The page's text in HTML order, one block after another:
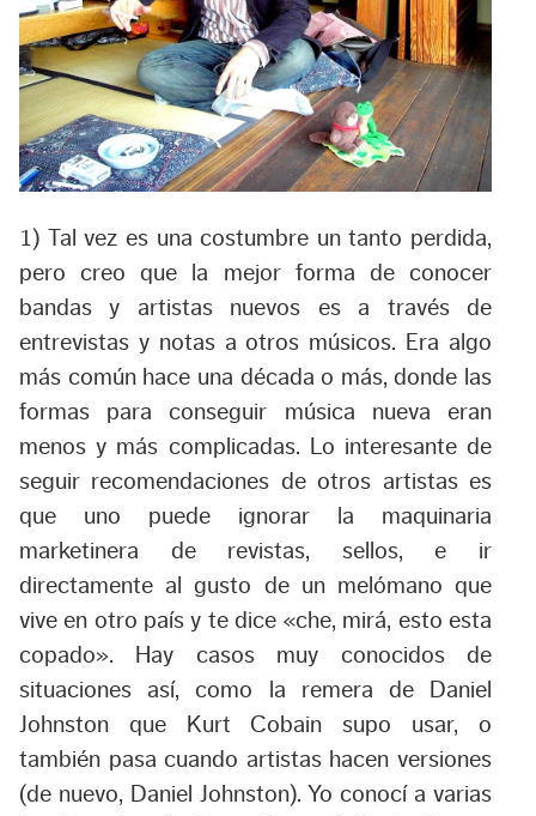
1) Tal vez es una costumbre un tanto perdida,
pero creo que la mejor forma de conocer
bandas y artistas nuevos es a través de
entrevistas y notas a otros músicos. Era algo
más común hace una década o más, donde las
formas para conseguir música nueva eran
menos y más complicadas. Lo interesante de
seguir recomendaciones de otros artistas es
que uno puede ignorar la maquinaria
marketinera de revistas, sellos, e ir
directamente al gusto de un melómano que
vive en otro país y te dice «che, mirá, esto esta
copado». Hay casos muy conocidos de
situaciones así, como la remera de Daniel
Johnston que Kurt Cobain supo usar, o
también pasa cuando artistas hacen versiones
(de nuevo, Daniel Johnston). Yo conocí a varias